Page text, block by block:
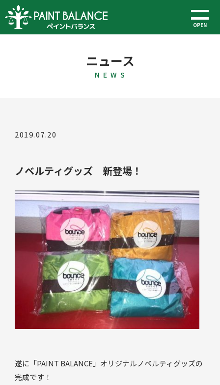
OPEN
ニュース
N E W S
2019.07.20
ノベルティグッズ 新登場！
遂に「PAINT BALANCE」オリジナルノベルティグッズの
完成です！